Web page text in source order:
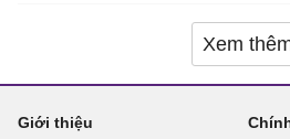
Xem
Giới thiệu